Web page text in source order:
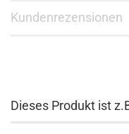
Kundenrezensionen
Dieses Produkt ist